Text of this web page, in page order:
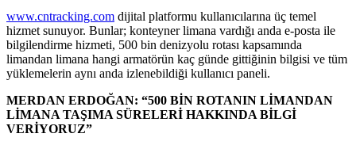
www.cntracking.com dijital platformu kullanıcılarına üç temel
hizmet sunuyor. Bunlar; konteyner limana vardığı anda e-posta ile
bilgilendirme hizmeti, 500 bin denizyolu rotası kapsamında
limandan limana hangi armatörün kaç günde gittiğinin bilgisi ve tüm
yüklemelerin aynı anda izlenebildiği kullanıcı paneli.
MERDAN ERDOĞAN: “500 BİN ROTANIN LİMANDAN
LİMANA TAŞIMA SÜRELERİ HAKKINDA BİLGİ
VERİYORUZ”